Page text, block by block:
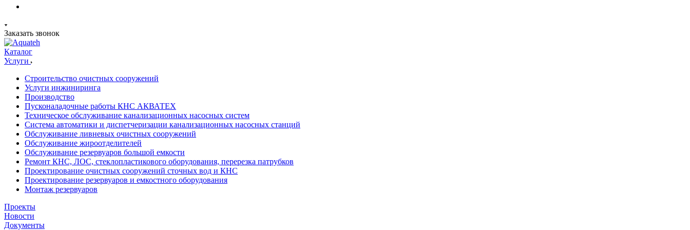
Заказать звонок
Каталог
Услуги
Строительство очистных сооружений
Услуги инжиниринга
Производство
Пусконаладочные работы КНС АКВАТЕХ
Техническое обслуживание канализационных насосных систем
Система автоматики и диспетчеризации канализационных насосных станций
Обслуживание ливневых очистных сооружений
Обслуживание жироотделителей
Обслуживание резервуаров большой емкости
Ремонт КНС, ЛОС, стеклопластикового оборудования, перерезка патрубков
Проектирование очистных сооружений сточных вод и КНС
Проектирование резервуаров и емкостного оборудования
Монтаж резервуаров
Проекты
Новости
Документы